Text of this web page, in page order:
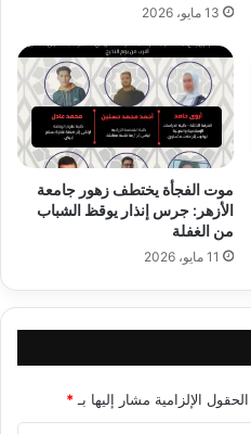
13 مايو، 2026
موت الفجأة يختطف زهور جامعة
الأزهر: جرس إنذار يوقظ الشباب
من الغفلة
11 مايو، 2026
الحقول الإلزامية مشار إليها بـ *